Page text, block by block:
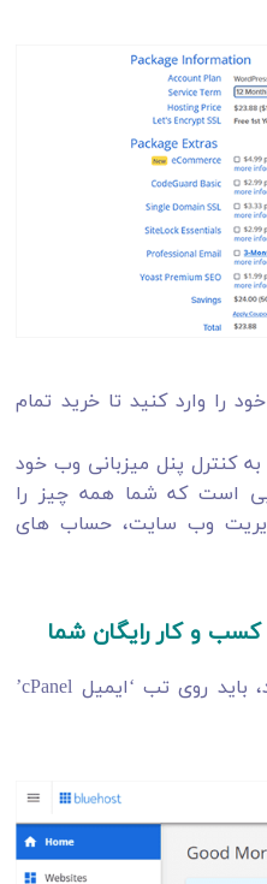
را وارد کنید تا خرید تمام
کنترل پنل میزبانی وب خود
است که شما همه چیز را
وب سایت، حساب های
در داشبورد حساب میزبانی خود، باید روی تب ‘ایمیل cPanel’